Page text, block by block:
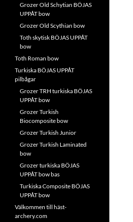
Grozer Old Schytian BÖJAS
UPPÅT bow
Grozer Old Scythian bow
Toth skytisk BÖJAS UPPÅT
bow
Toth Roman bow
Turkiska BÖJAS UPPÅT
pilbågar
Grozer TRH turkiska BÖJAS
UPPÅT bow
Grozer Turkish
Biocomposite bow
Grozer Turkish Junior
Grozer Turkish Laminated
bow
Grozer turkiska BÖJAS
UPPÅT bow bas
Turkiska Composite BÖJAS
UPPÅT bow
Välkommen till häst-
archery.com